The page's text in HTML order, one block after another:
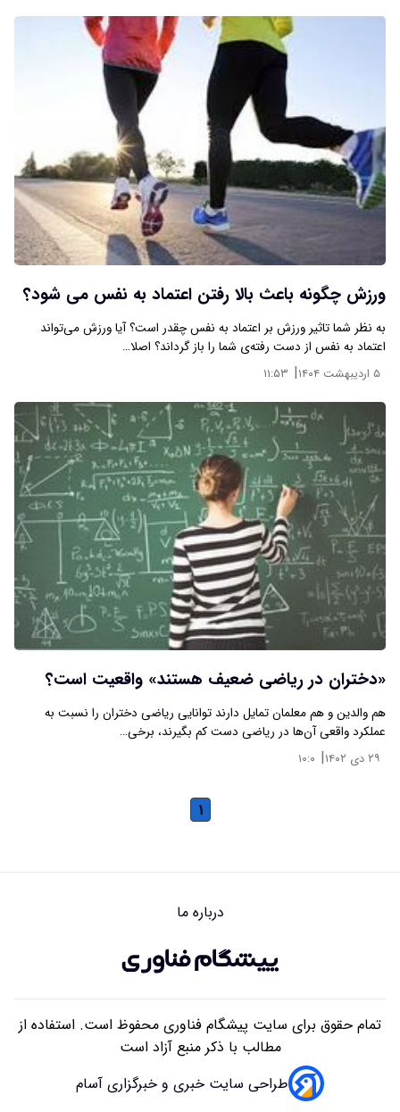
ورزش چگونه باعث بالا رفتن اعتماد به نفس می شود؟
به نظر شما تاثیر ورزش بر اعتماد به نفس چقدر است؟ آیا ورزش می‌تواند
اعتماد به نفس از دست رفته‌ی شما را باز گرداند؟ اصلا…
۵ اردیبهشت ۱۴۰۴ | ۱۱:۵۳
«دختران در ریاضی ضعیف هستند» واقعیت است؟
هم والدین و هم معلمان تمایل دارند توانایی ریاضی دختران را نسبت به
عملکرد واقعی آن‌ها در ریاضی دست کم بگیرند، برخی…
۲۹ دی ۱۴۰۲ | ۱۰:۰
۱
درباره ما
تمام حقوق برای سایت پیشگام فناوری محفوظ است. استفاده از
مطالب با ذکر منبع آزاد است
طراحی سایت خبری و خبرگزاری آسام